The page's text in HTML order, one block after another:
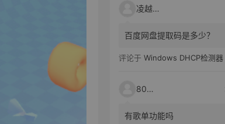
凌越电子
百度网盘提取码是多少？
评论于 Windows DHCP检测器
80521
有歌单功能吗